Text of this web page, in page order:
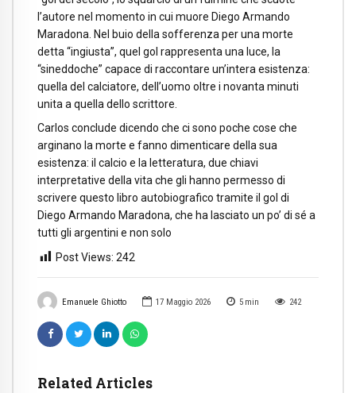
Emanuele Ghiotto 17 Maggio 2026 5 min 242
Related Articles
l’autore nel momento in cui muore Diego Armando
Maradona. Nel buio della sofferenza per una morte
detta “ingiusta”, quel gol rappresenta una luce, la
“sineddoche” capace di raccontare un’intera esistenza:
quella del calciatore, dell’uomo oltre i novanta minuti
unita a quella dello scrittore.
Carlos conclude dicendo che ci sono poche cose che
arginano la morte e fanno dimenticare della sua
esistenza: il calcio e la letteratura, due chiavi
interpretative della vita che gli hanno permesso di
scrivere questo libro autobiografico tramite il gol di
Diego Armando Maradona, che ha lasciato un po’ di sé a
tutti gli argentini e non solo
Post Views: 242